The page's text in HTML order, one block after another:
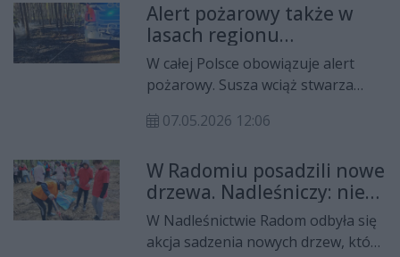
bezpieczeństwie i porządku, aby
nie doprowadzić do nieszczęścia.
Alert pożarowy także w
lasach regionu
radomskiego!
W całej Polsce obowiązuje alert
pożarowy. Susza wciąż stwarza
lasach. Przestrzegają przed nim
radomskiego.
07.05.2026 12:06
W Radomiu posadzili nowe
drzewa. Nadleśniczy: nie
jesteśmy "kilerami"
W Nadleśnictwie Radom odbyła się
akcja sadzenia nowych drzew, która